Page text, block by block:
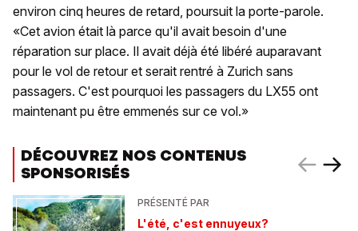
environ cinq heures de retard, poursuit la porte-parole.
«Cet avion était là parce qu'il avait besoin d'une
réparation sur place. Il avait déjà été libéré auparavant
pour le vol de retour et serait rentré à Zurich sans
passagers. C'est pourquoi les passagers du LX55 ont
maintenant pu être emmenés sur ce vol.»
DÉCOUVREZ NOS CONTENUS
SPONSORISÉS
PRÉSENTÉ PAR
L'été, c'est ennuyeux?